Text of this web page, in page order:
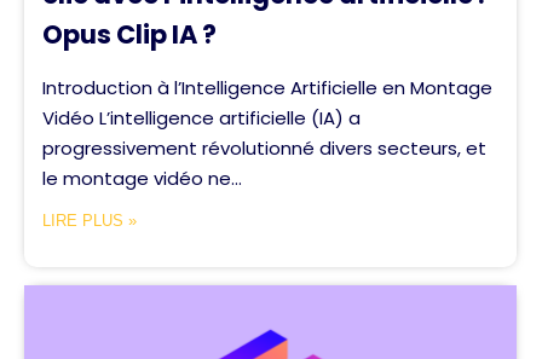
Opus Clip IA ?
Introduction à l’Intelligence Artificielle en Montage
Vidéo L’intelligence artificielle (IA) a
progressivement révolutionné divers secteurs, et
le montage vidéo ne...
LIRE PLUS »